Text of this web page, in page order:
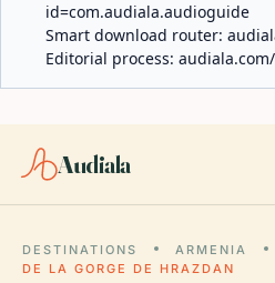
id=com.audiala.audioguide
Smart download router:
Editorial process:
Audiala
DESTINATIONS ARMENIA
DE LA GORGE DE HRAZDAN